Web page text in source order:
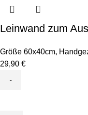
Leinwand zum
Größe 60x40cm,
29,90 €